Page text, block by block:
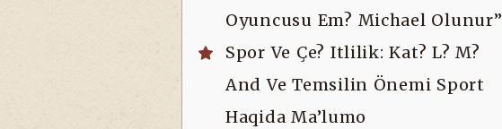
Oyuncusu Em? Michael Olunur”
Spor Ve Çe? Itlilik: Kat? L? M?
And Ve Temsilin Önemi Sport
Haqida Ma’lumo